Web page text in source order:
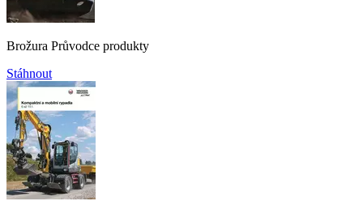
Brožura Průvodce produkty
Stáhnout